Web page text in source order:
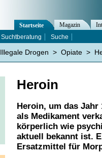
Heroin
Heroin, um das
als Medikament
körperlich wie
aktuell bekannt ist.
Ersatzmittel für
Startseite Magazin
Suchtberatung Suche
Illegale Drogen > Opiate >